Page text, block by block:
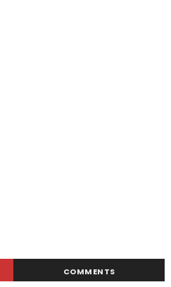
COMMENTS